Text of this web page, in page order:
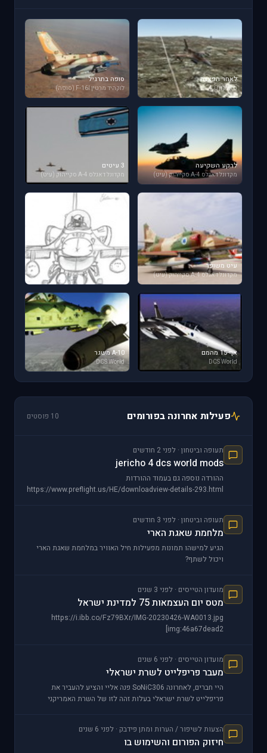
לאחר הפצצה
פאלקון 4.0
סופה בתרגיל
לוקהיד מרטין F-16I (סופה)
לרקע השקיעה
מקדונל דאגלס A-4 סקייהוק (עיט)
3 עיטים
מקדונל דאגלס A-4 סקייהוק (עיט)
עיט משופר
מקדונל דאגלס A-4 סקייהוק (עיט)
סופה
ציורים
אף-15 מהמם
DCS World
A-10 משגר
DCS World
פעילות אחרונה בפורומים 10 פוסטים
תעופה וביטחון · לפני 2 חודשים
jericho 4 dcs world mods
ההורדה נוספה גם בעמוד ההורדות
https://www.preflight.us/HE/downloadview-details-293.html
תעופה וביטחון · לפני 3 חודשים
מלחמת שאגת הארי
הגיע למישהו תמונות מפעילות חיל האוויר במלחמת שאגת הארי
ויכול לשתף?
מועדון הטייסים · לפני 3 שנים
מטס יום העצמאות 75 למדינת ישראל
https://i.ibb.co/Fz79BXr/IMG-20230426-WA0013.jpg
[img:46a67dead2
מועדון הטייסים · לפני 6 שנים
מעבר פריפלייט לשרת ישראלי
היי חברים, לאחרונה SoNiC306 פנה אליי והציע להעביר את
פריפלייט לשרת ישראלי בעלות זהה לזו של השרת האמריקני
הצעות לשיפור / הערות ומתן פידבק · לפני 6 שנים
חיזוק הפורום והשימוש בו